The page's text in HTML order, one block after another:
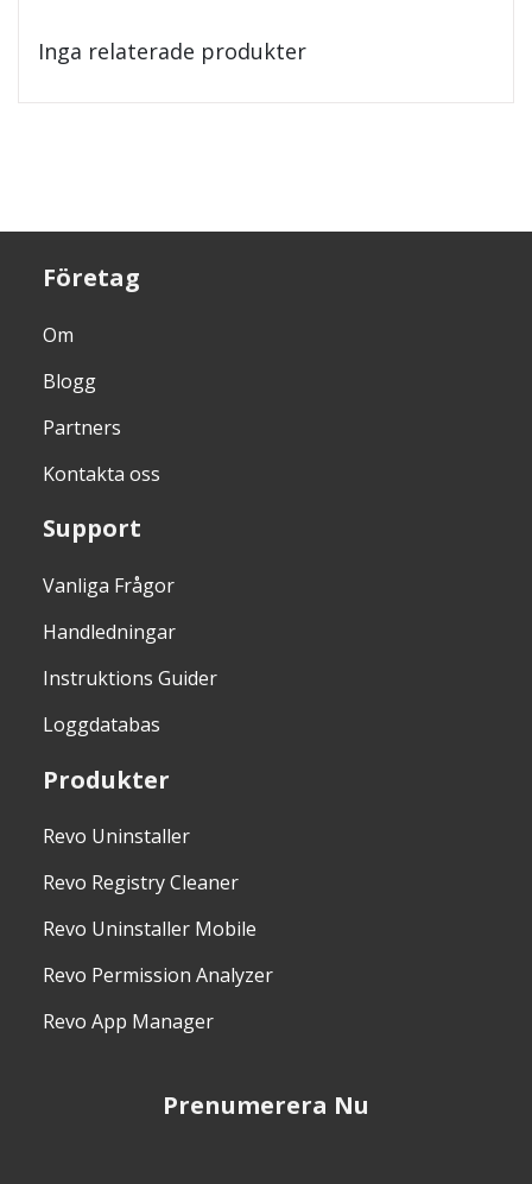
Inga relaterade produkter
Företag
Om
Blogg
Partners
Kontakta oss
Support
Vanliga Frågor
Handledningar
Instruktions Guider
Loggdatabas
Produkter
Revo Uninstaller
Revo Registry Cleaner
Revo Uninstaller Mobile
Revo Permission Analyzer
Revo App Manager
Prenumerera Nu